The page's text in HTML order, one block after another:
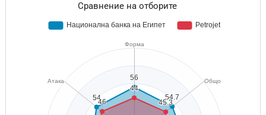
Сравнение на отборите